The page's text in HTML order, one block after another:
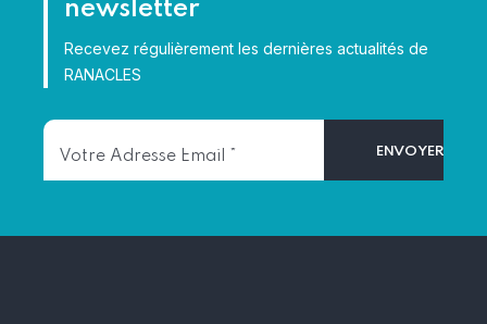
newsletter
Recevez régulièrement les dernières actualités de
RANACLES